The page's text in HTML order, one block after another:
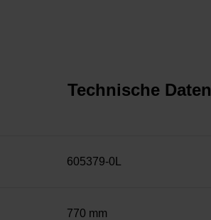
Technische Daten
605379-0L
770 mm